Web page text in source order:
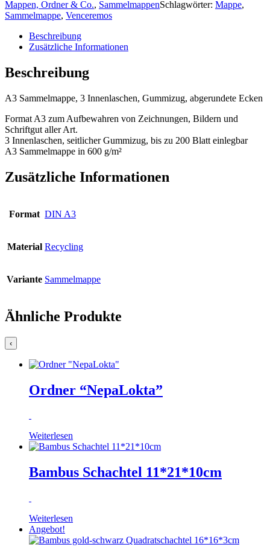
Mappen, Ordner & Co., SammelmappenSchlagwörter: Mappe,
Sammelmappe, Venceremos
Beschreibung
Zusätzliche Informationen
Beschreibung
A3 Sammelmappe, 3 Innenlaschen, Gummizug, abgerundete Ecken
Format A3 zum Aufbewahren von Zeichnungen, Bildern und
Schriftgut aller Art.
3 Innenlaschen, seitlicher Gummizug, bis zu 200 Blatt einlegbar
A3 Sammelmappe in 600 g/m²
Zusätzliche Informationen
Format DIN A3
Material Recycling
Variante Sammelmappe
Ähnliche Produkte
‹
Ordner “NepaLokta”
Weiterlesen
Bambus Schachtel 11*21*10cm
Weiterlesen
Angebot!